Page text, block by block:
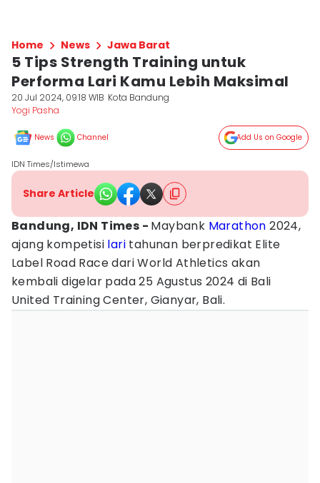
Home News Jawa Barat
5 Tips Strength Training untuk
Performa Lari Kamu Lebih Maksimal
20 Jul 2024, 09:18 WIB Kota Bandung
Yogi Pasha
News Channel Add Us on Google
IDN Times/Istimewa
Share Article
Bandung, IDN Times - Maybank Marathon 2024,
ajang kompetisi lari tahunan berpredikat Elite
Label Road Race dari World Athletics akan
kembali digelar pada 25 Agustus 2024 di Bali
United Training Center, Gianyar, Bali.